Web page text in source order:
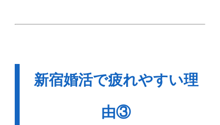
新宿婚活で疲れやすい理
由③